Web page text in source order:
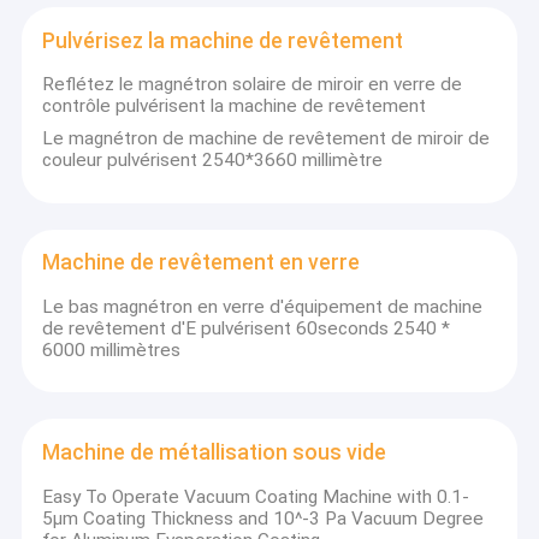
Produits
Au sujet de nous
Pulvérisez la machine de revêtement
Reflétez le magnétron solaire de miroir en verre de
contrôle pulvérisent la machine de revêtement
Le magnétron de machine de revêtement de miroir de
couleur pulvérisent 2540*3660 millimètre
Machine de revêtement en verre
Le bas magnétron en verre d'équipement de machine
de revêtement d'E pulvérisent 60seconds 2540 *
6000 millimètres
Machine de métallisation sous vide
Easy To Operate Vacuum Coating Machine with 0.1-
5μm Coating Thickness and 10^-3 Pa Vacuum Degree
sur la recherche et développement innovatrice de matériau
composite. La société a des divisions multi d'affaires,
impliquées dedans dans le tuyau en plastique renforcé,